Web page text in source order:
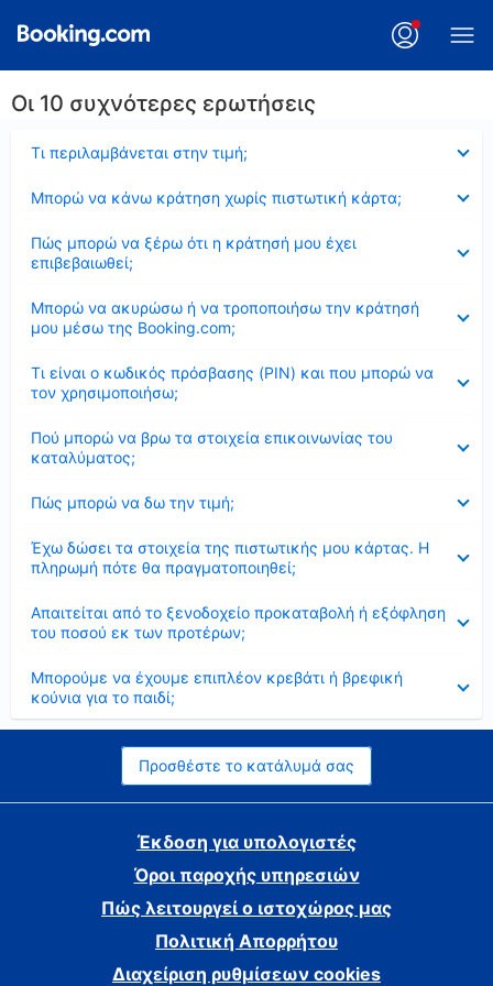
Οι 10 συχνότερες ερωτήσεις
Τι περιλαμβάνεται στην τιμή;
Μπορώ να κάνω κράτηση χωρίς πιστωτική κάρτα;
Πώς μπορώ να ξέρω ότι η κράτησή μου έχει
επιβεβαιωθεί;
Μπορώ να ακυρώσω ή να τροποποιήσω την κράτησή
μου μέσω της Booking.com;
Τι είναι ο κωδικός πρόσβασης (PIN) και που μπορώ να
τον χρησιμοποιήσω;
Πού μπορώ να βρω τα στοιχεία επικοινωνίας του
καταλύματος;
Πώς μπορώ να δω την τιμή;
Έχω δώσει τα στοιχεία της πιστωτικής μου κάρτας. Η
πληρωμή πότε θα πραγματοποιηθεί;
Απαιτείται από το ξενοδοχείο προκαταβολή ή εξόφληση
του ποσού εκ των προτέρων;
Μπορούμε να έχουμε επιπλέον κρεβάτι ή βρεφική
κούνια για το παιδί;
Προσθέστε το κατάλυμά σας
Έκδοση για υπολογιστές
Όροι παροχής υπηρεσιών
Πώς λειτουργεί ο ιστοχώρος μας
Πολιτική Απορρήτου
Διαχείριση ρυθμίσεων cookies